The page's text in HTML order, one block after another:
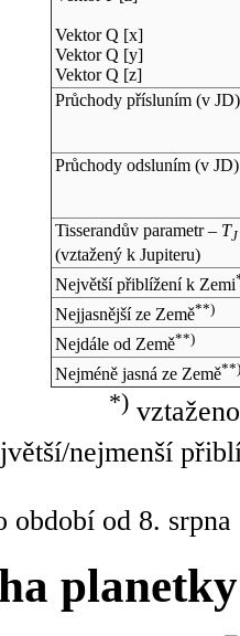
Vektor Q [x]
Vektor Q [y]
Vektor Q [z]
Průchody přísluním (v JD)
Průchody odsluním (v JD)
Tisserandův parametr – TJ
(vztažený k Jupiteru)
Největší přiblížení k Zemi
Nejjasnější ze Země**)
Nejdále od Země**)
Nejméně jasná ze Země**)
*)
nejmenší
období od 8.